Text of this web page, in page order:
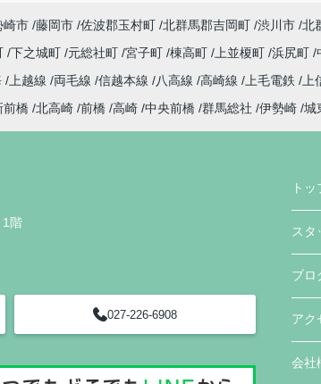
崎市 藤岡市 佐波郡玉村町 北群馬郡吉岡町 渋川市 北
下之城町 元総社町 宮子町 棟高町 上並榎町 浜尻町
上越線 両毛線 信越本線 八高線 高崎線 上毛電鉄
前橋 北高崎 前橋 高崎 中央前橋 群馬総社 伊勢崎 城
1階
027-226-6908
ト
スタ
ブロ
アク
会社